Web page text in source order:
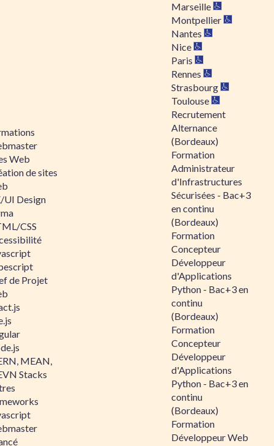
Web
de sites
UI Design
CSS
de Projet
MEAN,
Stacks
Marseille
Montpellier
Nantes
Nice
Paris
Rennes
Strasbourg
Toulouse
Recrutement
Alternance
(Bordeaux)
Formation
Administrateur
d'Infrastructures
Sécurisées - Bac+3
en continu
(Bordeaux)
Formation
Concepteur
Développeur
d'Applications
Python - Bac+3 en
continu
(Bordeaux)
Formation
Concepteur
Développeur
d'Applications
Python - Bac+3 en
continu
(Bordeaux)
Formation
Développeur Web